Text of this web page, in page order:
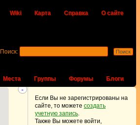
Wiki Карта Справка О сайте
Места Группы Форумы Блоги
Поиск:
-
Если Вы не зарегистрированы на
сайте, то можете создать
учетную запись.
Также Вы можете войти,